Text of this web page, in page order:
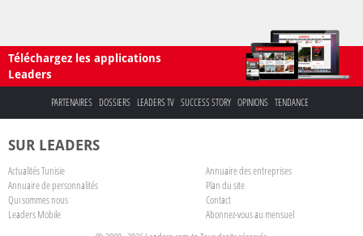
Téléchargez les applications
Leaders
PARTENAIRES DOSSIERS LEADERS TV SUCCESS STORY OPINIONS TENDANCE
SUR LEADERS
Actualités Tunisie
Annuaire des entreprises
Annuaire de personnalités
Plan du site
Qui sommes nous
Contact
Leaders Mobile
Abonnez-vous au mensuel